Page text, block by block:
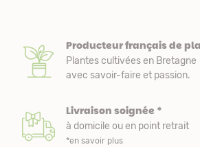
Producteur français de
Plantes cultivées en Bretagne
avec savoir-faire et passion.
Livraison soignée *
à domicile ou en point retrait
*en savoir plus